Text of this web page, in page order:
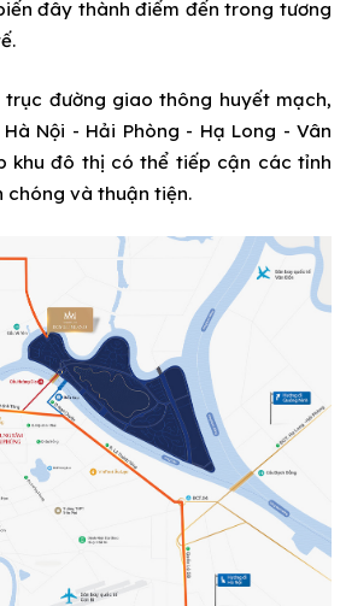
đây thành điểm đến trong tương
đường giao thông huyết mạch,
Nội - Hải Phòng - Hạ Long - Vân
khu đô thị có thể tiếp cận các tỉnh
chóng và thuận tiện.